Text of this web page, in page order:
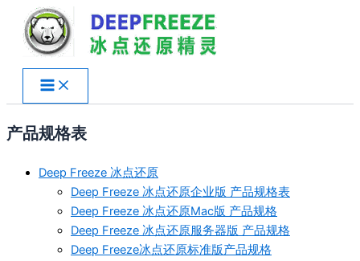
产品规格表
Deep Freeze 冰点还原
Deep Freeze 冰点还原企业版 产品规格表
Deep Freeze 冰点还原Mac版 产品规格
Deep Freeze 冰点还原服务器版 产品规格
Deep Freeze冰点还原标准版产品规格